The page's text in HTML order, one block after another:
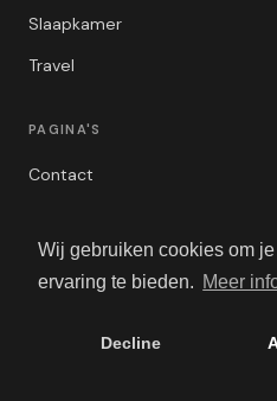
Wij gebruiken cookies om
ervaring te bieden. Meer
Decline
Slaapkamer
Travel
PAGINA'S
Contact
Algemene Voorwaarden
Adverteren